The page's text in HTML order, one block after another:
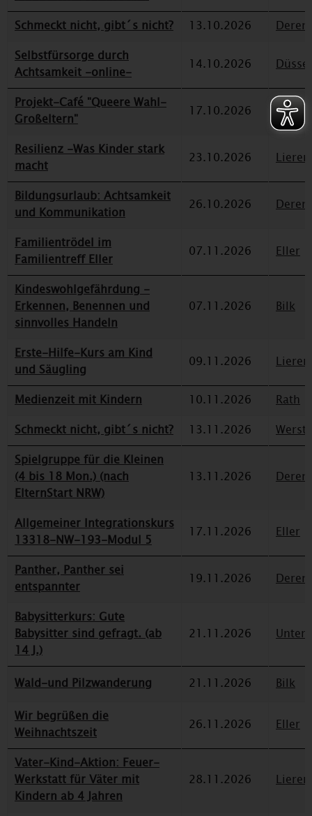
Schmeckt nicht, gibt´s nicht? 13.10.2026
Selbstfürsorge durch
Achtsamkeit -online-
14.10.2026
Projekt-Café "Queere Wahl-
Großeltern"
17.10.2026 Eller
Resilienz -Was Kinder stark
macht
23.10.2026
Bildungsurlaub: Achtsamkeit
und Kommunikation
26.10.2026
Familientrödel im
Familientreff Eller
07.11.2026 Eller
Kindeswohlgefährdung -
Erkennen, Benennen und
sinnvolles Handeln
07.11.2026 Bilk
Erste-Hilfe-Kurs am Kind
und Säugling
09.11.2026
Medienzeit mit Kindern 10.11.2026
Rath
Schmeckt nicht, gibt´s nicht?
13.11.2026
Spielgruppe für die Kleinen
(4 bis 18 Mon.) (nach
ElternStart NRW)
13.11.2026
Allgemeiner Integrationskurs
13318-NW-193-Modul 5
17.11.2026 Eller
Panther, Panther sei
entspannter
19.11.2026
Babysitterkurs: Gute
Babysitter sind gefragt. (ab
14 J.)
21.11.2026
Wald-und Pilzwanderung 21.11.2026
Bilk
Wir begrüßen die
Weihnachtszeit
26.11.2026 Eller
Vater-Kind-Aktion: Feuer-
Werkstatt für Väter mit
Kindern ab 4 Jahren
28.11.2026